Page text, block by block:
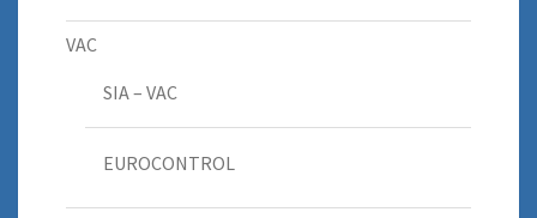
VAC
SIA – VAC
EUROCONTROL